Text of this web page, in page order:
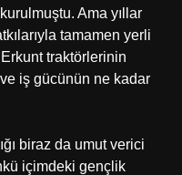
Ama yıllar
tamamen yerli
traktörlerinin
iş gücünün ne kadar
biraz da umut verici
içimdeki gençlik